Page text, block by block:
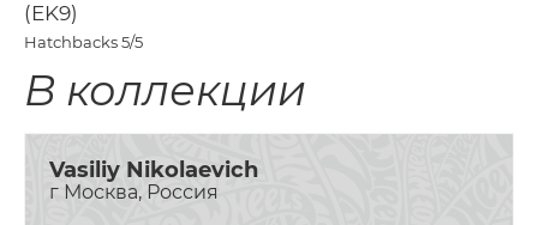
(EK9)
Hatchbacks5/5
В коллекции
Vasiliy Nikolaevich
г Москва, Россия